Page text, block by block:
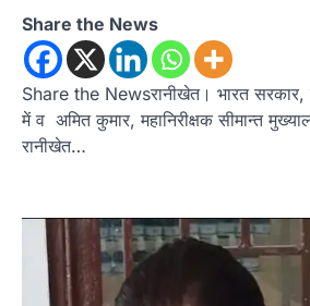
Share the News
Share the Newsरानीखेत। भारत सरकार,
में व अमित कुमार, महानिरीक्षक सीमान्त
रानीखेत…
2
मंत्री का फूंका पुतला
अल्मोड़ा उत्तराखण्ड
रानीखेत में युवा
अगस्त को खड़गे की
संगठन विस्तार के तहत कई
संगठन मजबूत करने और
अल्मोड़ा उत्तराखण्ड